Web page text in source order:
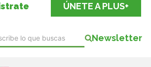
ÚNETE A PLUS+
Newsletter